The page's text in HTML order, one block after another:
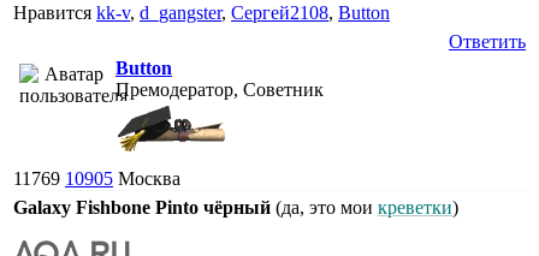
Нравится kk-v, d_gangster, Сергей2108, Button
Ответить
Button
Премодератор, Советник
11769 10905 Москва
Galaxy Fishbone Pinto чёрный (да, это мои креветки)